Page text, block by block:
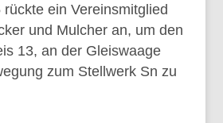
ein Vereinsmitglied
und Mulcher an, um den
13, an der Gleiswaage
zum Stellwerk Sn zu